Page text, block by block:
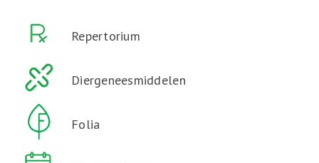
Repertorium
Diergeneesmiddelen
Folia